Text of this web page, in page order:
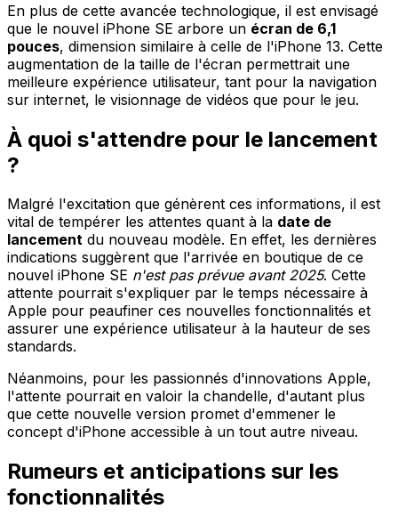
En plus de cette avancée technologique, il est envisagé
que le nouvel iPhone SE arbore un écran de 6,1
pouces, dimension similaire à celle de l'iPhone 13. Cette
augmentation de la taille de l'écran permettrait une
meilleure expérience utilisateur, tant pour la navigation
sur internet, le visionnage de vidéos que pour le jeu.
À quoi s'attendre pour le lancement
?
Malgré l'excitation que génèrent ces informations, il est
vital de tempérer les attentes quant à la date de
lancement du nouveau modèle. En effet, les dernières
indications suggèrent que l'arrivée en boutique de ce
nouvel iPhone SE n'est pas prévue avant 2025. Cette
attente pourrait s'expliquer par le temps nécessaire à
Apple pour peaufiner ces nouvelles fonctionnalités et
assurer une expérience utilisateur à la hauteur de ses
standards.
Néanmoins, pour les passionnés d'innovations Apple,
l'attente pourrait en valoir la chandelle, d'autant plus
que cette nouvelle version promet d'emmener le
concept d'iPhone accessible à un tout autre niveau.
Rumeurs et anticipations sur les
fonctionnalités